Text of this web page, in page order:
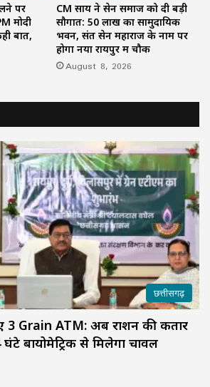
पर
मोदी
बात,
CM साय ने सेन समाज को दी बड़ी
सौगात: 50 लाख का सामुदायिक
भवन, संत सेन महाराज के नाम पर
होगा नया रायपुर में चौक
August 8, 2026
छत्तीसगढ़
3 Grain ATM: अब राशन की कतार
बायोमेट्रिक से मिलेगा चावल